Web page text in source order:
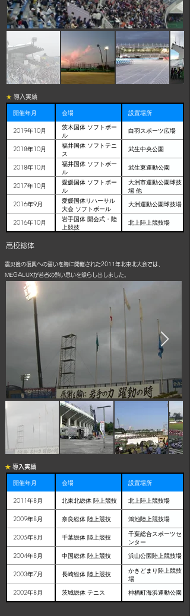
★ 導入実績
開催年月 会場 設置場所
2019年10月
茨木国体 ソフトボー
ル
白羽スポーツ広場
2018年10月
福井国体 ソフトテニ
ス
武生中央公園
2018年10月
福井国体 ソフトボー
ル
武生東運動公園
2017年10月
愛媛国体 ソフトボー
ル
大洲市運動公園球技
場 他
2016年9月
愛媛国体リハーサル
大会 ソフトボール
大洲運動公園球技場
2016年10月
岩手国体 開会式・陸
上競技
北上陸上競技場
高校総体
震災後の復興への誓いを胸に開催された2011年北東北大会では、
MEGALUXが若者の熱い思いを照らし出しました。
★ 導入実績
開催年月 会場 設置場所
2011年8月 北東北総体 陸上競技 北上陸上競技場
2009年8月 奈良総体 陸上競技 鴻池陸上競技場
2005年8月 千葉総体 陸上競技
千葉総合スポーツセ
ンター
2004年8月
中国総体 陸上競技 浜山公園陸上競技場
2003年7月 長崎総体 陸上競技
かきどまり陸上競技
場
2002年8月
茨城総体 テニス 神栖町海浜運動公園